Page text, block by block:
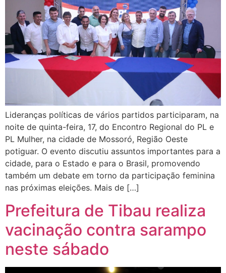
Lideranças políticas de vários partidos participaram, na
noite de quinta-feira, 17, do Encontro Regional do PL e
PL Mulher, na cidade de Mossoró, Região Oeste
potiguar. O evento discutiu assuntos importantes para a
cidade, para o Estado e para o Brasil, promovendo
também um debate em torno da participação feminina
nas próximas eleições. Mais de […]
Prefeitura de Tibau realiza
vacinação contra sarampo
neste sábado